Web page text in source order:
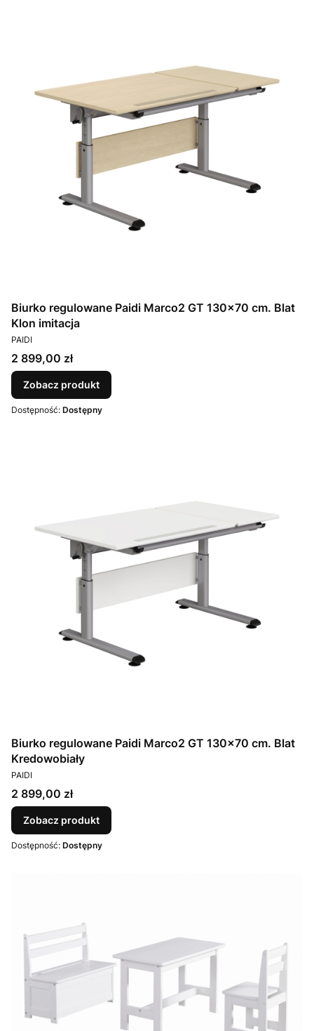
Biurko regulowane Paidi Marco2 GT 130x70 cm. Blat
Klon imitacja
PRODUCENT
PAIDI
Cena
2 899,00 zł
Zobacz produkt
Dostępność: Dostępny
Biurko regulowane Paidi Marco2 GT 130x70 cm. Blat
Kredowobiały
PRODUCENT
PAIDI
Cena
2 899,00 zł
Zobacz produkt
Dostępność: Dostępny